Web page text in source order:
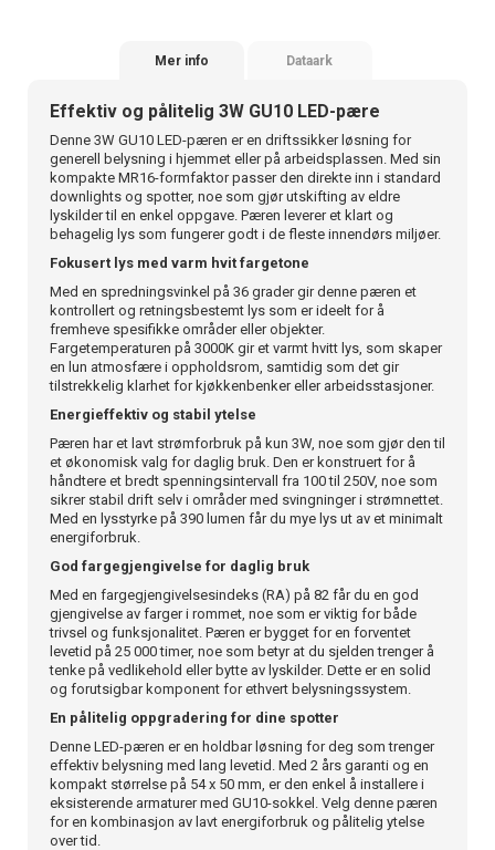
Mer info Dataark
Effektiv og pålitelig 3W GU10 LED-pære
Denne 3W GU10 LED-pæren er en driftssikker løsning for
generell belysning i hjemmet eller på arbeidsplassen. Med sin
kompakte MR16-formfaktor passer den direkte inn i standard
downlights og spotter, noe som gjør utskifting av eldre
lyskilder til en enkel oppgave. Pæren leverer et klart og
behagelig lys som fungerer godt i de fleste innendørs miljøer.
Fokusert lys med varm hvit fargetone
Med en spredningsvinkel på 36 grader gir denne pæren et
kontrollert og retningsbestemt lys som er ideelt for å
fremheve spesifikke områder eller objekter.
Fargetemperaturen på 3000K gir et varmt hvitt lys, som skaper
en lun atmosfære i oppholdsrom, samtidig som det gir
tilstrekkelig klarhet for kjøkkenbenker eller arbeidsstasjoner.
Energieffektiv og stabil ytelse
Pæren har et lavt strømforbruk på kun 3W, noe som gjør den til
et økonomisk valg for daglig bruk. Den er konstruert for å
håndtere et bredt spenningsintervall fra 100 til 250V, noe som
sikrer stabil drift selv i områder med svingninger i strømnettet.
Med en lysstyrke på 390 lumen får du mye lys ut av et minimalt
energiforbruk.
God fargegjengivelse for daglig bruk
Med en fargegjengivelsesindeks (RA) på 82 får du en god
gjengivelse av farger i rommet, noe som er viktig for både
trivsel og funksjonalitet. Pæren er bygget for en forventet
levetid på 25 000 timer, noe som betyr at du sjelden trenger å
tenke på vedlikehold eller bytte av lyskilder. Dette er en solid
og forutsigbar komponent for ethvert belysningssystem.
En pålitelig oppgradering for dine spotter
Denne LED-pæren er en holdbar løsning for deg som trenger
effektiv belysning med lang levetid. Med 2 års garanti og en
kompakt størrelse på 54 x 50 mm, er den enkel å installere i
eksisterende armaturer med GU10-sokkel. Velg denne pæren
for en kombinasjon av lavt energiforbruk og pålitelig ytelse
over tid.